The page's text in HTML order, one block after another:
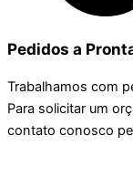
Pedidos a
Trabalhamos com
Para solicitar um
contato conosco